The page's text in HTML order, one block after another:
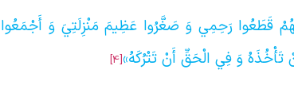
قَطَعُوا رَحِمِي وَ صَغَّرُوا عَظِيمَ مَنْزِلَتِيَ وَ أَجْمَعُوا
تَأْخُذَهُ وَ فِي الْحَقِّ أَنْ تَتْرُكَهُ»[4]